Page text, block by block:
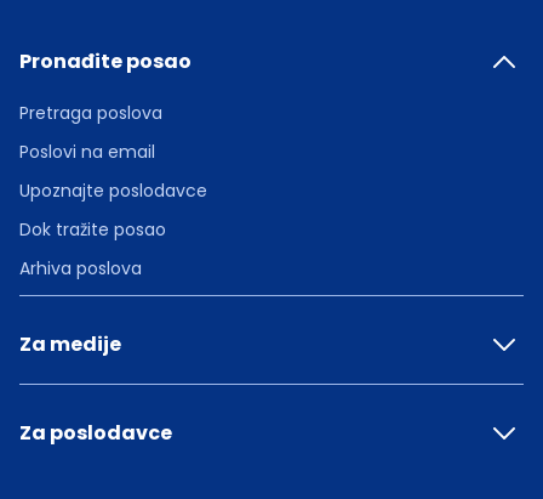
Pronađite posao
Pretraga poslova
Poslovi na email
Upoznajte poslodavce
Dok tražite posao
Arhiva poslova
Za medije
Za poslodavce